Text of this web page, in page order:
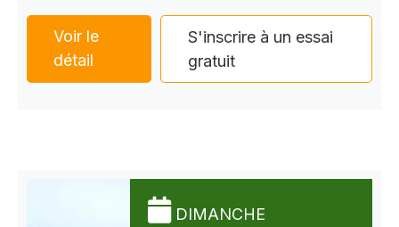
Voir le
détail
S'inscrire à un essai
gratuit
DIMANCHE